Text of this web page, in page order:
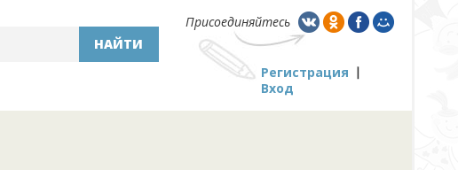
НАЙТИ
Присоединяйтесь
Регистрация
Вход